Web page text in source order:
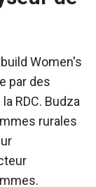
Women's
par des
RDC. Budza
rurales